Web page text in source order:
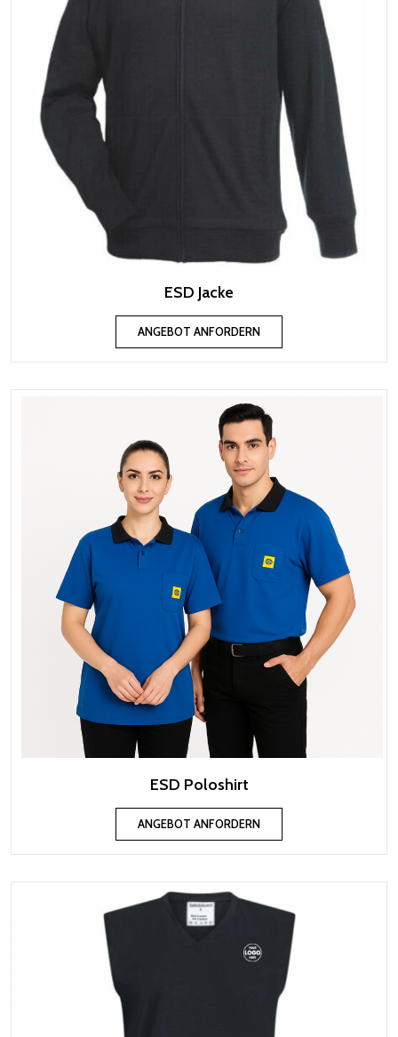
ESD Jacke
ANGEBOT ANFORDERN
ESD Poloshirt
ANGEBOT ANFORDERN